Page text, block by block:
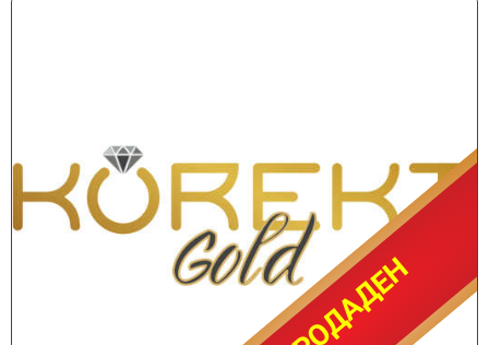
ПРОДАДЕН
ПРОДАДЕН